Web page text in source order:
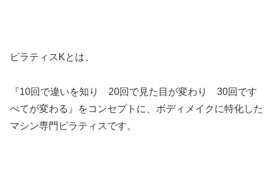
ピラティスKとは、
『10回で違いを知り 20回で見た目が変わり 30回です
べてが変わる』をコンセプトに、ボディメイクに特化した
マシン専門ピラティスです。